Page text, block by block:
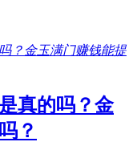
真的吗？金
？